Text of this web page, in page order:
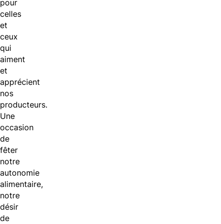
pour
celles
et
ceux
qui
aiment
et
apprécient
nos
producteurs.
Une
occasion
de
fêter
notre
autonomie
alimentaire,
notre
désir
de